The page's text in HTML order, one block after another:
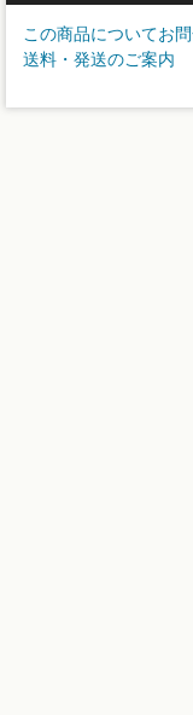
この商品についてお
送料・発送のご案内